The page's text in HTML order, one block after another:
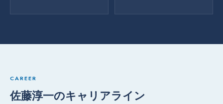
CAREER
佐藤淳一のキャリアライン